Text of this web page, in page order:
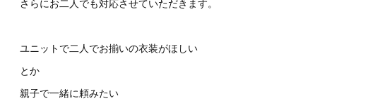
さらにお二人でも対応させていただきます。
ユニットで二人でお揃いの衣装がほしい
とか
親子で一緒に頼みたい